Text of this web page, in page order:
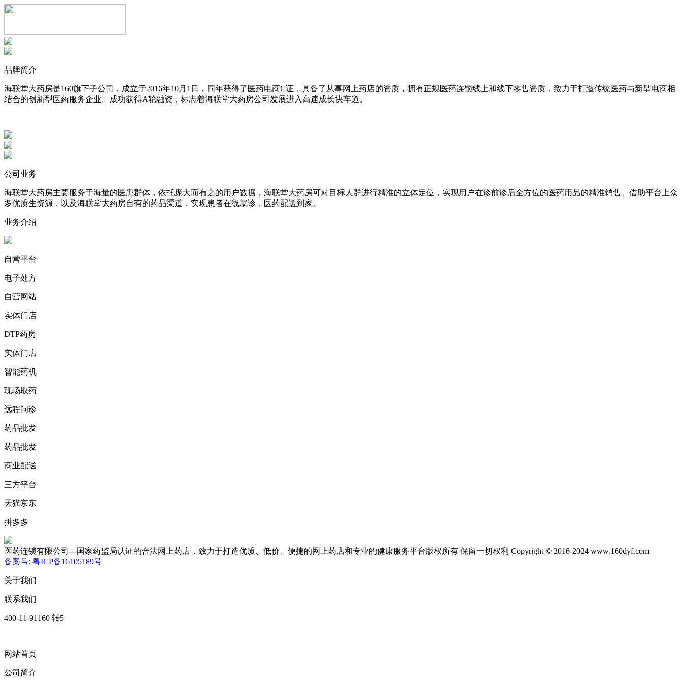
品牌简介
海联堂大药房是160旗下子公司，成立于2016年10月1日，同年获得了医药电商C证，具备了从事网上药店的资质，拥有正规医药连锁线上和线下零售资质，致力于打造传统医药与新型电商相
结合的创新型医药服务企业。成功获得A轮融资，标志着海联堂大药房公司发展进入高速成长快车道。
公司业务
海联堂大药房主要服务于海量的医患群体，依托庞大而有之的用户数据，海联堂大药房可对目标人群进行精准的立体定位，实现用户在诊前诊后全方位的医药用品的精准销售、借助平台上众
多优质生资源，以及海联堂大药房自有的药品渠道，实现患者在线就诊，医药配送到家。
业务介绍
自营平台
电子处方
自营网站
实体门店
DTP药房
实体门店
智能药机
现场取药
远程问诊
药品批发
药品批发
商业配送
三方平台
天猫京东
拼多多
医药连锁有限公司---国家药监局认证的合法网上药店，致力于打造优质、低价、便捷的网上药店和专业的健康服务平台版权所有 保留一切权利 Copyright © 2016-2024 www.160dyf.com
备案号: 粤ICP备16105189号
关于我们
联系我们
400-11-91160 转5
网站首页
公司简介